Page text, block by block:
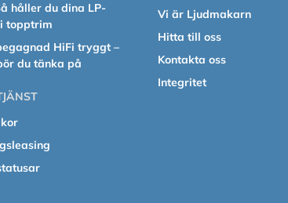
håller du dina LP-
topptrim
HiFi tryggt –
du tänka på
Vi är Ljudmakarn
Hitta till oss
Kontakta oss
Integritet